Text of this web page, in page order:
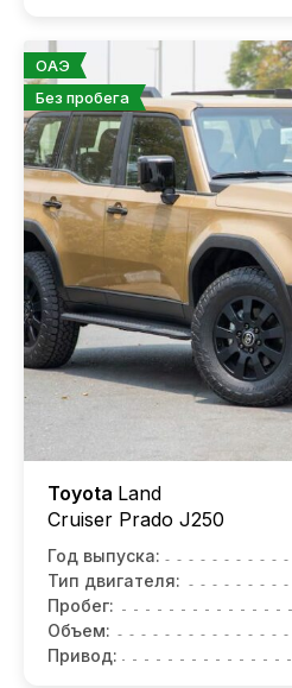
ОАЭ
Без пробега
Toyota Land
Cruiser Prado J250
Год выпуска:
Тип двигателя:
Пробег:
Объем:
Привод: